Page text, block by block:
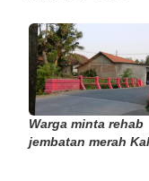
Warga minta rehab
jembatan merah